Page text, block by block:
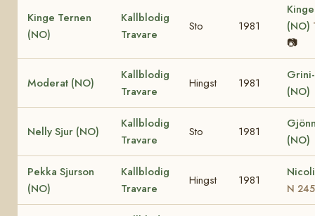
Kinge Ternen
(NO)
Kallblodig
Travare
Sto 1981
(NO)
📷
Moderat (NO)
Kallblodig
Travare
Hingst 1981
(NO)
Nelly Sjur (NO)
Kallblodig
Travare
Sto 1981
(NO)
Pekka Sjurson
(NO)
Kallblodig
Travare
Hingst 1981
N